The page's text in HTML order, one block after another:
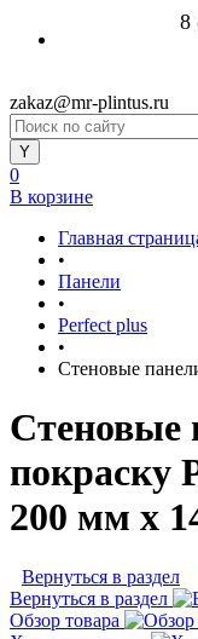
8
zakaz@mr-plintus.ru
0
В корзине
Главная
•
Панели
•
Perfect plus
•
Стеновые
Стеновые
покраску
200 мм х
Вернуться в раздел
Вернуться в раздел
Обзор товара